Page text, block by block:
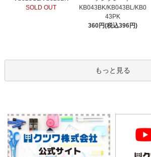
SOLD OUT
KB043BK/KB043BL/KB0
43PK
360円(税込396円)
もっと見る